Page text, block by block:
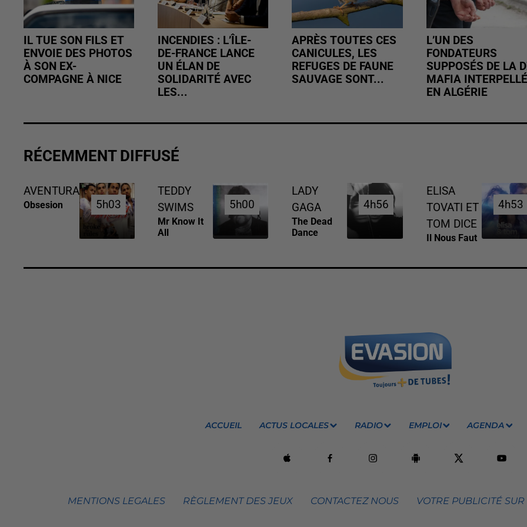
IL TUE SON FILS ET
ENVOIE DES PHOTOS
À SON EX-
COMPAGNE À NICE
INCENDIES : L’ÎLE-
DE-FRANCE LANCE
UN ÉLAN DE
SOLIDARITÉ AVEC
LES...
APRÈS TOUTES CES
CANICULES, LES
REFUGES DE FAUNE
SAUVAGE SONT...
L’UN DES
FONDATEURS
SUPPOSÉS DE LA
MAFIA INTERPELLÉ
EN ALGÉRIE
RÉCEMMENT DIFFUSÉ
AVENTURA
Obsesion 5h03
5h03
TEDDY
SWIMS
Mr Know It
All
5h00
5h00
LADY
GAGA
The Dead
Dance
4h56
4h56
ELISA
TOVATI ET
TOM DICE
Il Nous Faut
4h53
4h53
ACCUEIL ACTUS LOCALES RADIO EMPLOI AGENDA
MENTIONS LEGALES RÈGLEMENT DES JEUX CONTACTEZ NOUS VOTRE PUBLICITÉ